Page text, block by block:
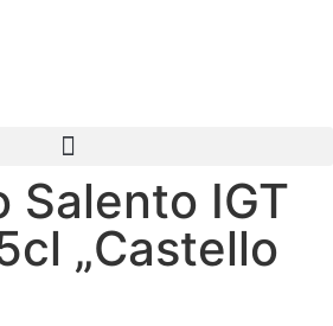
Salento IGT
„Castello